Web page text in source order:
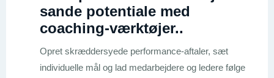
sande potentiale med
coaching-værktøjer..
Opret skræddersyede performance-aftaler, sæt
individuelle mål og lad medarbejdere og ledere følge